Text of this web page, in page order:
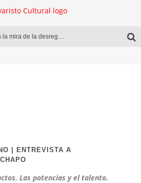
El libro en la mira de la desregulación
| ENTREVISTA A
Las potencias y el talento.